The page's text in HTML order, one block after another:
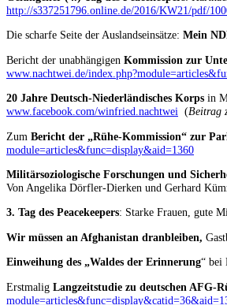
http://s337251796.online.de/2016/KW21/pdf/
Die scharfe Seite der Auslandseinsätze: Mein
Bericht der unabhängigen Kommission zur
www.nachtwei.de/
20 Jahre Deutsch-Niederländisches Korps in
www.facebook.com/winfried.nachtwei (Beitrag
Zum Bericht der „Rühe-Kommission“ zur
module=articles&func=display&aid=1360
Militärsoziologische Forschungen und
Von Angelika Dörfler-Dierken und Gerhard
3. Tag des Peacekeepers: Starke Frauen, gute
Wir müssen an Afghanistan dranbleiben,
Einweihung des „Waldes der Erinnerung“ bei
Erstmalig Langzeitstudie zu deutschen AFG-